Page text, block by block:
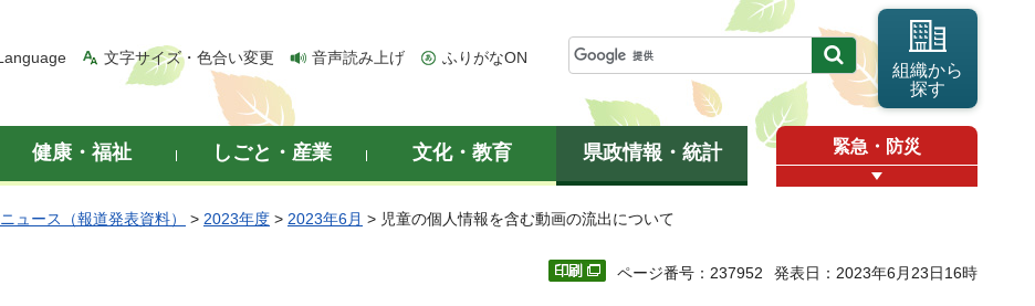
文字サイズ・色合い変更 音声読み上げ ふりがなON
組織から
探す
健康・福祉 しごと・産業 文化・教育 県政情報・統計 緊急・防災
ュース（報道発表資料） > 2023年度 > 2023年6月 > 児童の個人情報を含む動画の流出について
ページ番号：237952 発表日：2023年6月23日16時